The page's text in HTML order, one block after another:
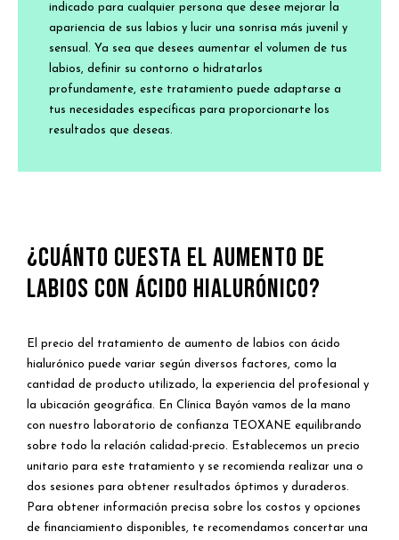
indicado para cualquier persona que desee mejorar la
apariencia de sus labios y lucir una sonrisa más juvenil y
sensual. Ya sea que desees aumentar el volumen de tus
labios, definir su contorno o hidratarlos
profundamente, este tratamiento puede adaptarse a
tus necesidades específicas para proporcionarte los
resultados que deseas.
¿Cuánto cuesta el aumento de
labios con ácido hialurónico?
El precio del tratamiento de aumento de labios con ácido
hialurónico puede variar según diversos factores, como la
cantidad de producto utilizado, la experiencia del profesional y
la ubicación geográfica. En Clínica Bayón vamos de la mano
con nuestro laboratorio de confianza TEOXANE equilibrando
sobre todo la relación calidad-precio. Establecemos un precio
unitario para este tratamiento y se recomienda realizar una o
dos sesiones para obtener resultados óptimos y duraderos.
Para obtener información precisa sobre los costos y opciones
de financiamiento disponibles, te recomendamos concertar una